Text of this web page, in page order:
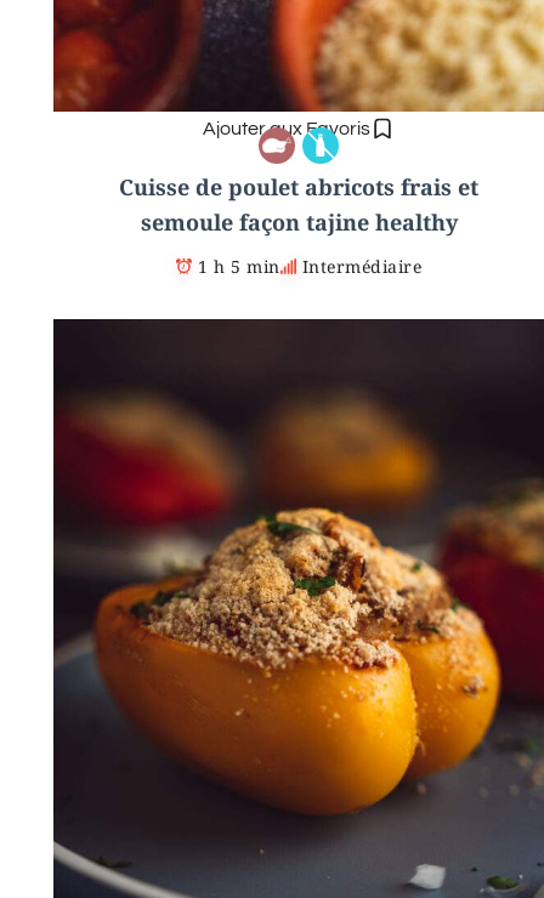
Ajouter aux Favoris
Cuisse de poulet abricots frais et
semoule façon tajine healthy
1 h 5 min Intermédiaire